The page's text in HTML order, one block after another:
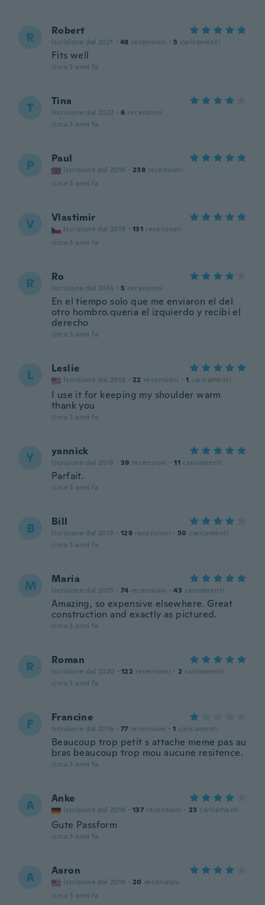
R Robert
Iscrizione dal 2021 · 48 recensioni · 5 caricamenti
Fits well
circa 3 anni fa
T Tina
Iscrizione dal 2022 · 6 recensioni
circa 3 anni fa
P Paul
Iscrizione dal 2016 · 238 recensioni
circa 3 anni fa
V Vlastimir
Iscrizione dal 2019 · 131 recensioni
circa 3 anni fa
R Ro
Iscrizione dal 2014 · 5 recensioni
En el tiempo solo que me enviaron el del
otro hombro.queria el izquierdo y recibí el
derecho
circa 3 anni fa
L Leslie
Iscrizione dal 2018 · 22 recensioni · 1 caricamenti
I use it for keeping my shoulder warm
thank you
circa 3 anni fa
Y yannick
Iscrizione dal 2018 · 39 recensioni · 11 caricamenti
Parfait.
circa 3 anni fa
B Bill
Iscrizione dal 2019 · 128 recensioni · 50 caricamenti
circa 3 anni fa
M Maria
Iscrizione dal 2015 · 74 recensioni · 43 caricamenti
Amazing, so expensive elsewhere. Great
construction and exactly as pictured.
circa 3 anni fa
R Roman
Iscrizione dal 2020 · 122 recensioni · 2 caricamenti
circa 3 anni fa
F Francine
Iscrizione dal 2016 · 77 recensioni · 1 caricamenti
Beaucoup trop petit s attache meme pas au
bras beaucoup trop mou aucune resitence.
circa 3 anni fa
A Anke
Iscrizione dal 2016 · 137 recensioni · 23 caricamenti
Gute Passform
circa 3 anni fa
A Aaron
Iscrizione dal 2018 · 20 recensioni
circa 3 anni fa